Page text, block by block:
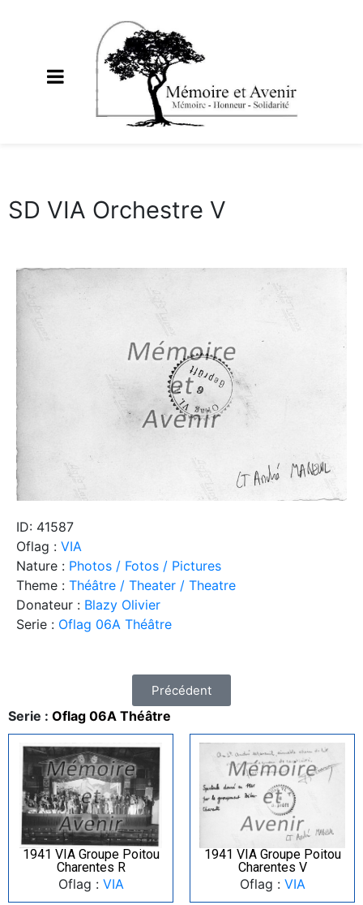
SD VIA Orchestre V
ID: 41587
Oflag : VIA
Nature : Photos / Fotos / Pictures
Theme : Théâtre / Theater / Theatre
Donateur : Blazy Olivier
Serie : Oflag 06A Théâtre
Précédent
Serie : Oflag 06A Théâtre
1941 VIA Groupe Poitou
Charentes R
Oflag : VIA
1941 VIA Groupe Poitou
Charentes V
Oflag : VIA